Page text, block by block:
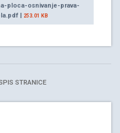
ploca-osnivanje-prava-
| 253.01 KB
STRANICE